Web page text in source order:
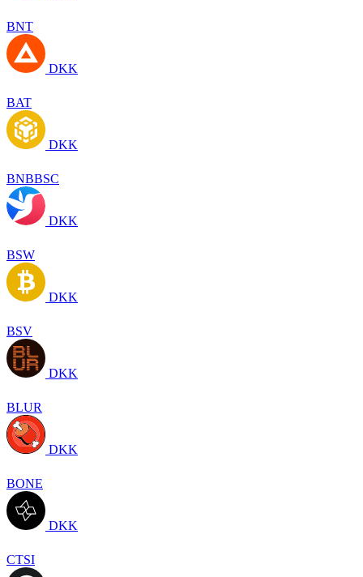
BNT
DKK
BAT
DKK
BNBBSC
DKK
BSW
DKK
BSV
DKK
BLUR
DKK
BONE
DKK
CTSI